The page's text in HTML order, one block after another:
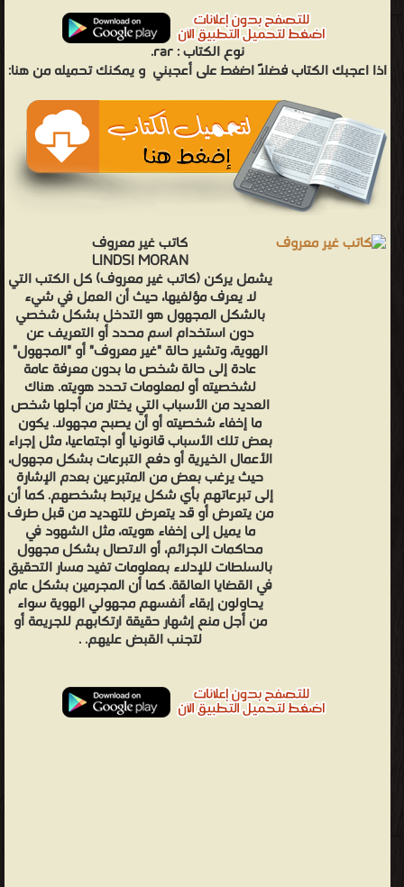
نوع الكتاب :rar.
اذا اعجبك الكتاب فضلاً اضغط على أعجبني و يمكنك تحميله من هنا:
كاتب غير معروف
LINDSI MORAN
يشمل يركن (كاتب غير معروف) كل الكتب التي
لا يعرف مؤلفيها، حيث أن العمل في شيء
بالشكل المجهول هو التدخل بشكل شخصي
دون استخدام اسم محدد أو التعريف عن
الهوية، وتشير حالة "غير معروف" أو "المجهول"
عادة إلى حالة شخص ما بدون معرفة عامة
لشخصيته أو لمعلومات تحدد هويته. هناك
العديد من الأسباب التي يختار من أجلها شخص
ما إخفاء شخصيته أو أن يصبح مجهولا. يكون
بعض تلك الأسباب قانونيا أو اجتماعيا، مثل إجراء
الأعمال الخيرية أو دفع التبرعات بشكل مجهول،
حيث يرغب بعض من المتبرعين بعدم الإشارة
إلى تبرعاتهم بأي شكل يرتبط بشخصهم. كما أن
من يتعرض أو قد يتعرض للتهديد من قبل طرف
ما يميل إلى إخفاء هويته، مثل الشهود في
محاكمات الجرائم، أو الاتصال بشكل مجهول
بالسلطات للإدلاء بمعلومات تفيد مسار التحقيق
في القضايا العالقة. كما أن المجرمين بشكل عام
يحاولون إبقاء أنفسهم مجهولي الهوية سواء
من أجل منع إشهار حقيقة ارتكابهم للجريمة أو
لتجنب القبض عليهم. .